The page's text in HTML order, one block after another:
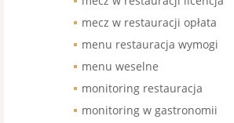
mecz w restauracji opłata
menu restauracja wymogi
menu weselne
monitoring restauracja
monitoring w gastronomii